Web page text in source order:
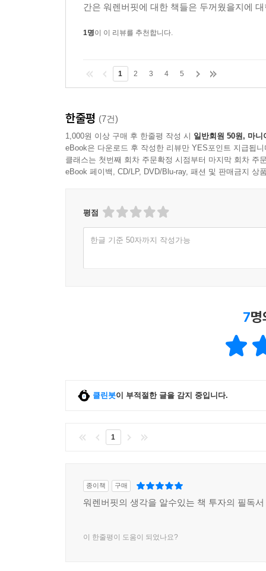
간은 워렌버핏에 대한 책들은 두꺼웠을지에
1명이 이 리뷰를 추천합니다.
1 2 3 4 5
한줄평 (7건)
1,000원 이상 구매 후 한줄평 작성 시 일반회원 50원, 마니
eBook은 다운로드 후 작성한 리뷰만 YES포인트 지급됩니
클래스는 첫번째 회차 주문확정 시점부터 마지막 회차 주
eBook 페이백, CD/LP, DVD/Blu-ray, 패션 및 판매금지 상
평점
한글 기준 50자까지 작성가능
7
클린봇이 부적절한 글을 감지 중입니다.
1
종이책 구매
워렌버핏의 생각을 알수있는 책 투자의 필독서
이 한줄평이 도움이 되었나요?